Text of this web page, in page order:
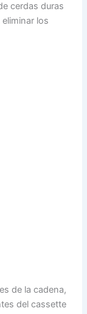
cerdas duras
los
de la cadena,
del cassette